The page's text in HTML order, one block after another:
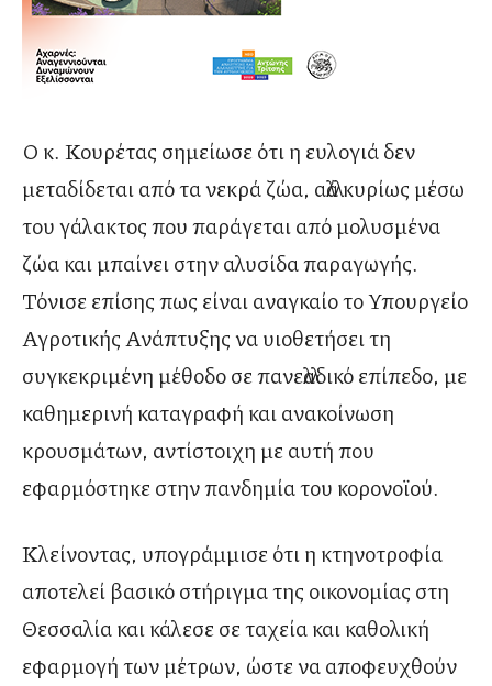
Ο κ. Κουρέτας σημείωσε ότι η ευλογιά δεν
μεταδίδεται από τα νεκρά ζώα, αλλά κυρίως μέσω
του γάλακτος που παράγεται από μολυσμένα
ζώα και μπαίνει στην αλυσίδα παραγωγής.
Τόνισε επίσης πως είναι αναγκαίο το Υπουργείο
Αγροτικής Ανάπτυξης να υιοθετήσει τη
συγκεκριμένη μέθοδο σε πανελλαδικό επίπεδο, με
καθημερινή καταγραφή και ανακοίνωση
κρουσμάτων, αντίστοιχη με αυτή που
εφαρμόστηκε στην πανδημία του κορονοϊού.
Κλείνοντας, υπογράμμισε ότι η κτηνοτροφία
αποτελεί βασικό στήριγμα της οικονομίας στη
Θεσσαλία και κάλεσε σε ταχεία και καθολική
εφαρμογή των μέτρων, ώστε να αποφευχθούν